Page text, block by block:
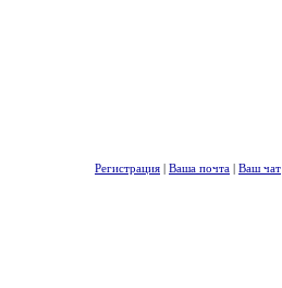
Регистрация | Ваша почта | Ваш чат